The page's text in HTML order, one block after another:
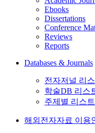
Ebooks
Dissertations
Conference
Reviews
Reports
Databases & Journals
전자저널 리
학술DB 리스
주제별 리스트
해외전자자료 이용